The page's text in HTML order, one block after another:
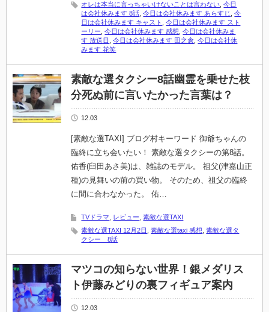
オレは本当に言っちゃいけないことは言わない ,今日
は会社休みます 8話 ,今日は会社休みます あらすじ ,今
日は会社休みます キャスト
,今日は会社休みます スト
ーリー ,今日は会社休みます 感想 ,今日は会社休みま
す 放送日
,今日は会社休みます 田之倉 ,今日は会社休
みます 花笑
素敵な選タクシー8話幽霊を乗せた枝
分死ぬ前に言いたかった言葉は？
12.03
[素敵な選TAXI] ブログ村キーワード 御爺ちゃんの
臨終に立ち会いたい！ 素敵な選タクシーの第8話。
佑香(臼田あさ美)は、雑誌のモデル。 祖父(津嘉山正
種)の見舞いの前の買い物。 そのため、祖父の臨終
に間に合わなかった。 佑…
TVドラマ レビュー ,素敵な選TAXI
素敵な選TAXI 12月2日
,素敵な選taxi 感想 ,素敵な選タ
クシー 8話
マツコの知らない世界！銀メダリス
ト伊藤みどりの裏フィギュア案内
12.03